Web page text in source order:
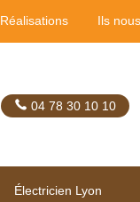
Ils
04 78 30 10 10
Électricien Lyon